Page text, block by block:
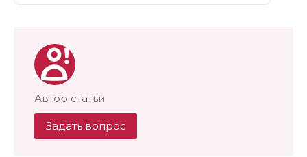
Автор статьи
Задать вопрос